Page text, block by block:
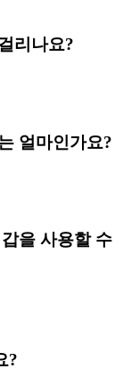
리나요?
얼마인가요?
을 사용할 수
?